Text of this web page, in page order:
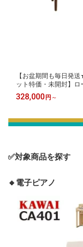
【お盆期間も毎日発
ット特価・未開封】ロ
盤 KIYOLA きよら KF-
付き【配送組立設置無
328,000 円 ～
✅対象商品を探す
🔸電子ピアノ